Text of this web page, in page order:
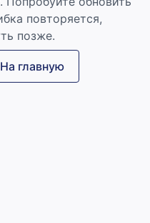
повторяется,
позже.
На главную